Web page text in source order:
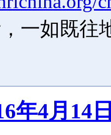
一如既往
年4月14